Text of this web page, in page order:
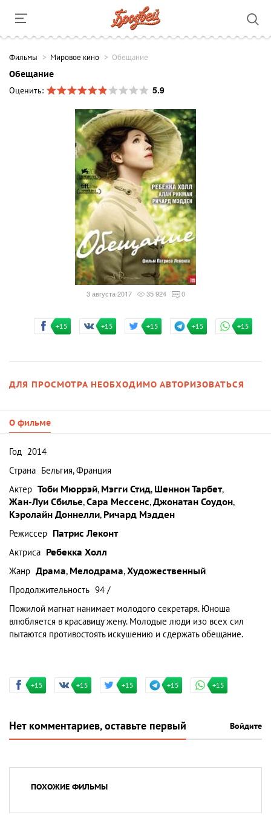
Фильмы Мировое кино Обещание
Обещание
Оценить:
5.9
3 августа 2017 35 924 0
+15 +15 +15 +15 +15
ДЛЯ ПРОСМОТРА НЕОБХОДИМО АВТОРИЗОВАТЬСЯ
О фильме
Год 2014
Страна Бельгия, Франция
Актер Тоби Мюррэй, Мэгги Стид, Шеннон Тарбет,
Жан-Луи Сбилье,Сара Мессенс,Джонатан Соудон,
Кэролайн Доннелли, Ричард Мэдден
Режиссер Патрис Леконт
Актриса Ребекка Холл
Жанр Драма, Мелодрама,Художественный
Продолжительность 94 /
Пожилой магнат нанимает молодого секретаря. Юноша
влюбляется в красавицу жену. Молодые люди изо всех сил
пытаются противостоять искушению и сдержать обещание.
+15 +15 +15 +15 +15
Нет комментариев, оставьте первый Войдите
ПОХОЖИЕ ФИЛЬМЫ